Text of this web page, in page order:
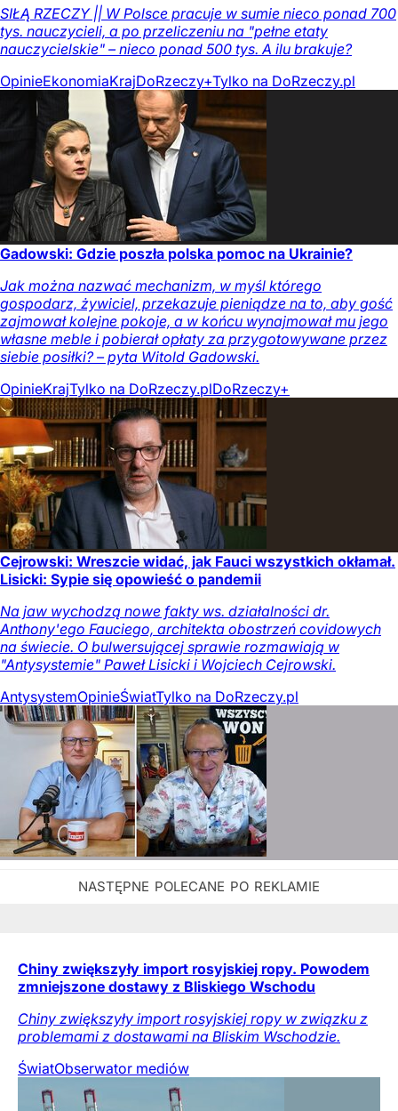
SIŁĄ RZECZY || W Polsce pracuje w sumie nieco ponad 700
tys. nauczycieli, a po przeliczeniu na "pełne etaty
nauczycielskie" – nieco ponad 500 tys. A ilu brakuje?
OpinieEkonomiaKrajDoRzeczy+Tylko na DoRzeczy.pl
Gadowski: Gdzie poszła polska pomoc na Ukrainie?
Jak można nazwać mechanizm, w myśl którego
gospodarz, żywiciel, przekazuje pieniądze na to, aby gość
zajmował kolejne pokoje, a w końcu wynajmował mu jego
własne meble i pobierał opłaty za przygotowywane przez
siebie posiłki? – pyta Witold Gadowski.
OpinieKrajTylko na DoRzeczy.plDoRzeczy+
Cejrowski: Wreszcie widać, jak Fauci wszystkich okłamał.
Lisicki: Sypie się opowieść o pandemii
Na jaw wychodzą nowe fakty ws. działalności dr.
Anthony'ego Fauciego, architekta obostrzeń covidowych
na świecie. O bulwersującej sprawie rozmawiają w
"Antysystemie" Paweł Lisicki i Wojciech Cejrowski.
AntysystemOpinieŚwiatTylko na DoRzeczy.pl
Chiny zwiększyły import rosyjskiej ropy. Powodem
zmniejszone dostawy z Bliskiego Wschodu
Chiny zwiększyły import rosyjskiej ropy w związku z
problemami z dostawami na Bliskim Wschodzie.
ŚwiatObserwator mediów